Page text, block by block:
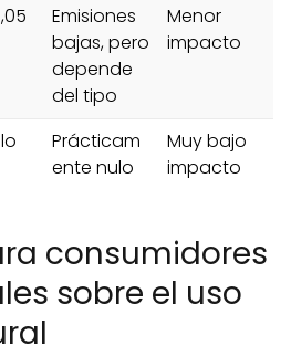
Emisiones
bajas, pero
depende
del tipo
Menor
impacto
Prácticam
ente nulo
Muy bajo
impacto
consumidores
sobre el uso